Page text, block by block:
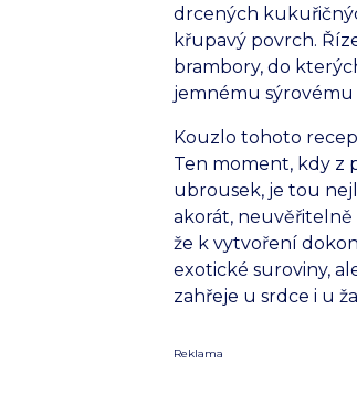
drcených
křupavý povrch.
brambory, do
jemnému sýrovému
Kouzlo tohoto
Ten moment, kdy z
ubrousek, je tou
akorát,
že k vytvoření
exotické suroviny,
zahřeje u srdce i u
Reklama